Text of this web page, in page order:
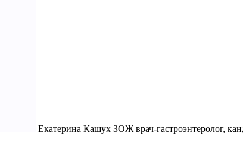
Екатерина Кашух ЗОЖ врач-гастроэнтеролог,